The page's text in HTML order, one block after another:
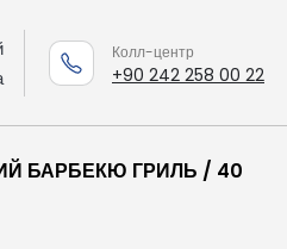
Колл-центр
+90 242 258 00 22
БАРБЕКЮ ГРИЛЬ / 40